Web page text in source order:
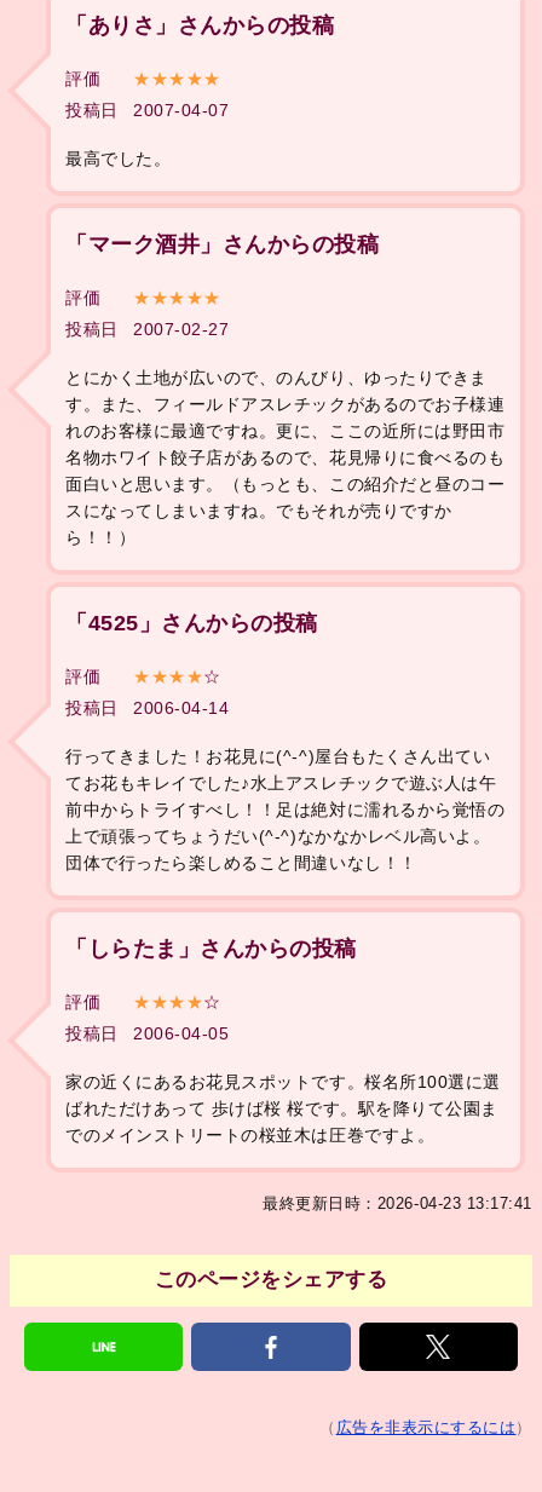
「ありさ」さんからの投稿
評価
★★★★★
投稿日
2007-04-07
最高でした。
「マーク酒井」さんからの投稿
評価
★★★★★
投稿日
2007-02-27
とにかく土地が広いので、のんびり、ゆったりできま
す。また、フィールドアスレチックがあるのでお子様連
れのお客様に最適ですね。更に、ここの近所には野田市
名物ホワイト餃子店があるので、花見帰りに食べるのも
面白いと思います。（もっとも、この紹介だと昼のコー
スになってしまいますね。でもそれが売りですか
ら！！）
「4525」さんからの投稿
評価 ★★★★☆
投稿日
2006-04-14
行ってきました！お花見に(^-^)屋台もたくさん出てい
てお花もキレイでした♪水上アスレチックで遊ぶ人は午
前中からトライすべし！！足は絶対に濡れるから覚悟の
上で頑張ってちょうだい(^-^)なかなかレベル高いよ。
団体で行ったら楽しめること間違いなし！！
「しらたま」さんからの投稿
評価 ★★★★☆
投稿日
2006-04-05
家の近くにあるお花見スポットです。桜名所100選に選
ばれただけあって 歩けば桜 桜です。駅を降りて公園ま
でのメインストリートの桜並木は圧巻ですよ。
最終更新日時：2026-04-23 13:17:41
このページをシェアする
（ 広告を非表示にするには ）